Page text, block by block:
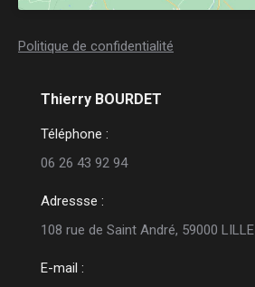
Politique de confidentialité
Thierry BOURDET
Téléphone :
06 26 43 92 94
Adressse :
108 rue de Saint André, 59000 LILLE
E-mail :